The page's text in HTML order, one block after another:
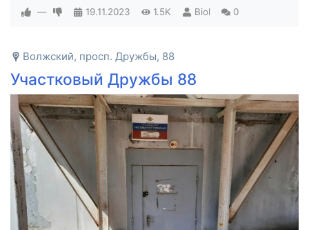
— 19.11.2023 1.5K Biol 0
Волжский, просп. Дружбы, 88
Участковый Дружбы 88